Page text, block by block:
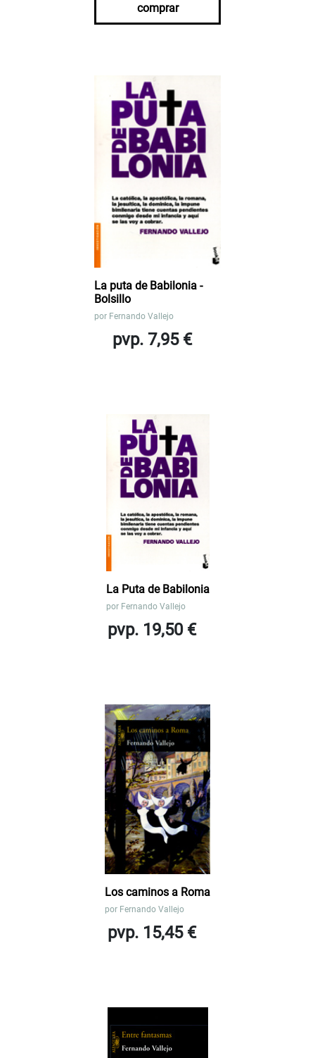
comprar
La puta de Babilonia -
Bolsillo
por Fernando Vallejo
pvp. 7,95 €
La Puta de Babilonia
por Fernando Vallejo
pvp. 19,50 €
Los caminos a Roma
por Fernando Vallejo
pvp. 15,45 €